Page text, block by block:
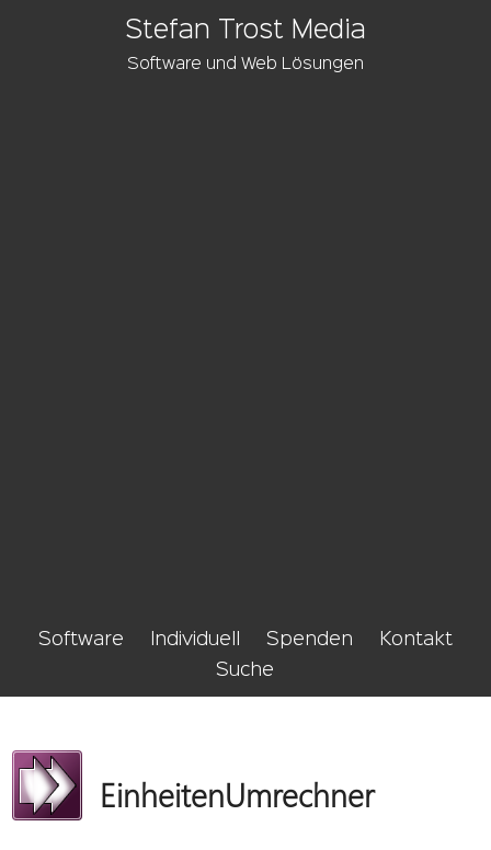
Stefan Trost Media
Software und Web Lösungen
Software Individuell Spenden
Kontakt
Suche
EinheitenUmrechner